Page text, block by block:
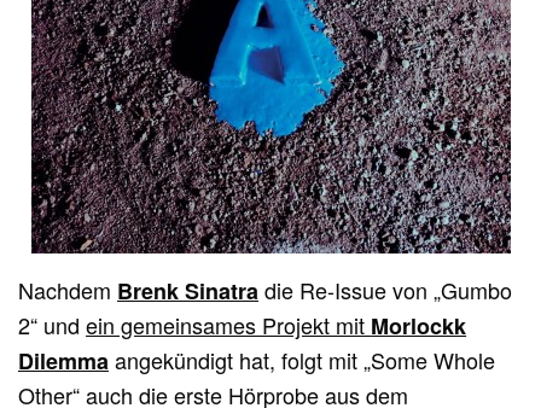
Nachdem Brenk Sinatradie Re-Issue von „Gumbo
2“ undein gemeinsames Projekt mit Morlockk
Dilemmaangekündigt hat, folgt mit „Some Whole
Other“ auch die erste Hörprobe aus dem